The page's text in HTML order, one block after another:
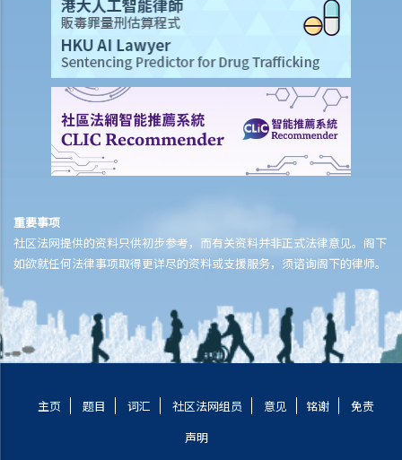
Q1. 若交通灯发生故障，驾驶者和行人应该怎样做？
Q2. 我是一名视障人士。我过马路时并没有注意到行人过路灯显示了红
色，结果我被控没有遵从交通灯的讯号过马路。作为视障人士是辩护理
Q3. 在拥挤的道路上，如果一辆汽车的大部分（例如，其长度的2/3）已
驶过黄色方格路口，驾驶者是否违反了任何交通法例？
Q4. 当交通灯号变为黄色时，驾驶者已立即停车；灯号变成红色时，汽
交通法例？
判决摘要：个人对于交通标志意思的错误理解，并不是违反该交通标志
的要求的合理辩解（香港特别行政区 诉 何来）
4. 与车速限制有关
Q1. 在道路或高速公路上驾驶太慢是否违法？法律是否有没有规定道路
上的最低车速？
6. 与安全装备有关
重要事项
社区法网提供的资料只供初步参考，而有关资料并非正式法律意见。阁下
如欲就任何法律事项取得更详尽的资料或支援服务，须谘询阁下的律师。
主页 题目 词汇 社区法网组员 意见 铭谢
免责
声明